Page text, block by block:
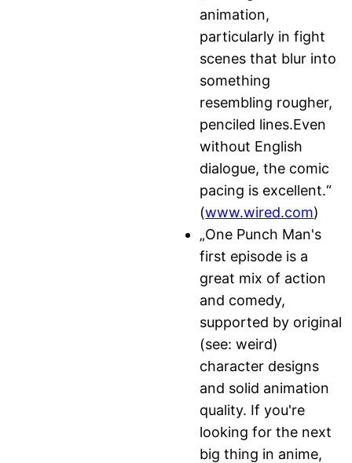
animation,
particularly in fight
scenes that blur into
something
resembling rougher,
penciled lines.Even
without English
dialogue, the comic
pacing is excellent.“
(www.wired.com)
„One Punch Man's
first episode is a
great mix of action
and comedy,
supported by original
(see: weird)
character designs
and solid animation
quality. If you're
looking for the next
big thing in anime,